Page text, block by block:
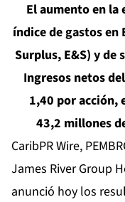
El aumento en la
índice de gastos en
Surplus, E&S) y de
Ingresos netos
1,40 por acción,
43,2 millones
CaribPR Wire,
James River Group
anunció hoy los